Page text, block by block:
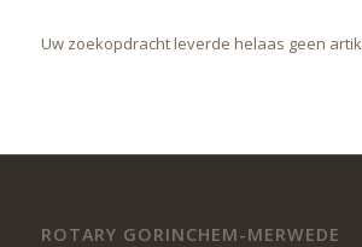
Uw zoekopdracht leverde helaas geen
ROTARY GORINCHEM-MERWEDE